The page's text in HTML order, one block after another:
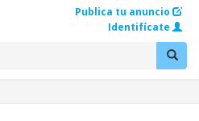
Publica tu anuncio
Identifícate